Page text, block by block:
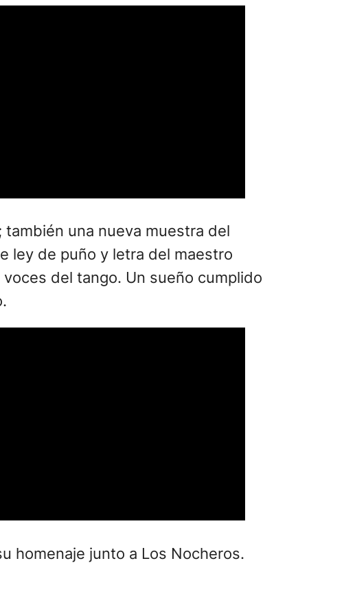
también una nueva muestra del
ley de puño y letra del maestro
del tango. Un sueño cumplido
homenaje junto a Los Nocheros.